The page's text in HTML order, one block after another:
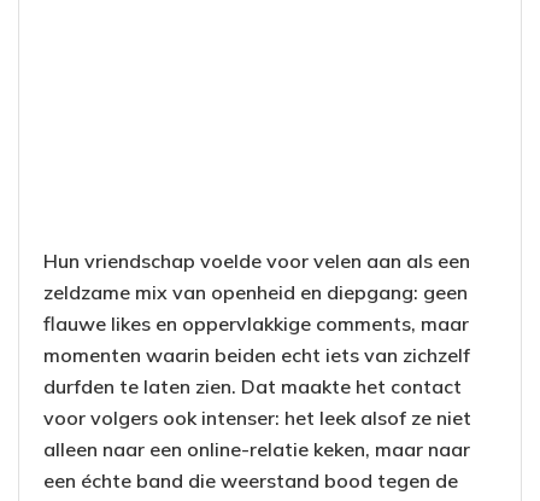
Hun vriendschap voelde voor velen aan als een
zeldzame mix van openheid en diepgang: geen
flauwe likes en oppervlakkige comments, maar
momenten waarin beiden echt iets van zichzelf
durfden te laten zien. Dat maakte het contact
voor volgers ook intenser: het leek alsof ze niet
alleen naar een online-relatie keken, maar naar
een échte band die weerstand bood tegen de